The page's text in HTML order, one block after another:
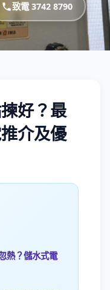
致電 3742 8790
好？最
介及優
熱？儲水式電